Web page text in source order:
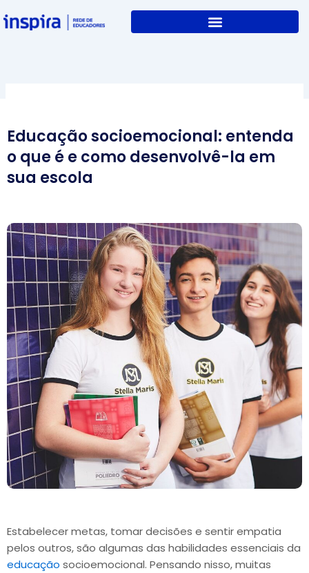
to
Educação socioemocional: entenda
o que é e como desenvolvê-la em
sua escola
Estabelecer metas, tomar decisões e sentir empatia
pelos outros, são algumas das habilidades essenciais da
educação socioemocional. Pensando nisso, muitas